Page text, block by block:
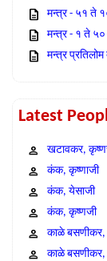
मन्त्र - ५१ ते
मन्त्र - १ ते ५०
मन्त्र प्रतिलोम
Latest
खटावकर,
कंक, कृष्णाजी
कंक, येसाजी
कंक, कृष्णजी
काळे बसणीकर,
काळे बसणीकर,